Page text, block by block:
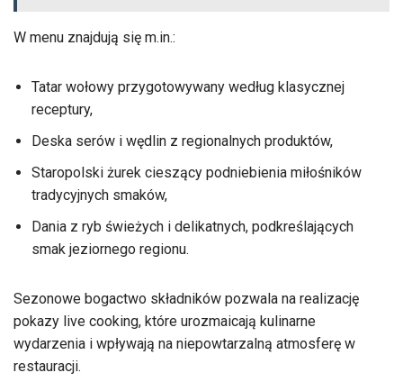
W menu znajdują się m.in.:
Tatar wołowy przygotowywany według klasycznej
receptury,
Deska serów i wędlin z regionalnych produktów,
Staropolski żurek cieszący podniebienia miłośników
tradycyjnych smaków,
Dania z ryb świeżych i delikatnych, podkreślających
smak jeziornego regionu.
Sezonowe bogactwo składników pozwala na realizację
pokazy live cooking, które urozmaicają kulinarne
wydarzenia i wpływają na niepowtarzalną atmosferę w
restauracji.